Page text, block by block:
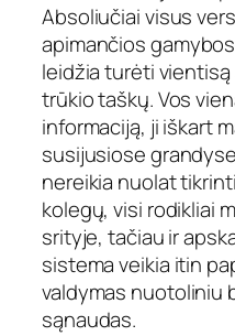
Absoliučiai visus
apimančios
leidžia turėti
trūkio taškų. Vos
informaciją, ji iškart
susijusiose
nereikia nuolat
kolegų, visi rodikliai
srityje, tačiau ir
sistema veikia itin
valdymas nuotoliniu
sąnaudas.